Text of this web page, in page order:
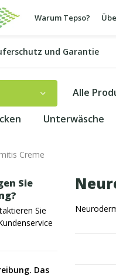
Warum Tepso?
und Garantie
Alle
Unterwäsche
Creme
Sie
Sie
Das